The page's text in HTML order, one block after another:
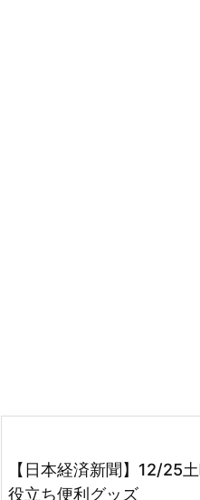
【日本経済新聞】12/25
役立ち便利グッズ